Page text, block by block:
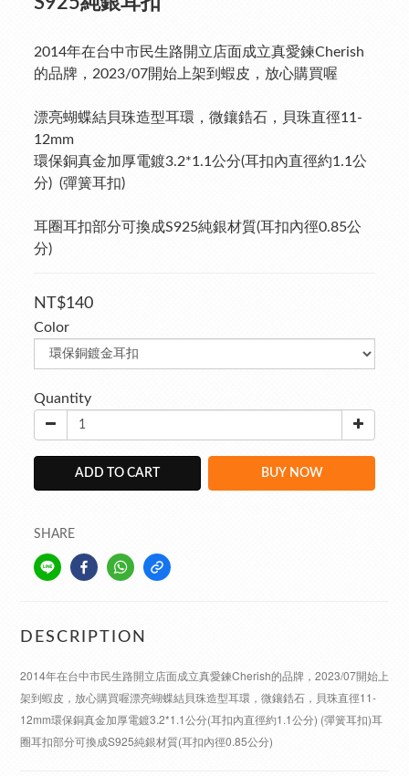
2014年在台中市民生路開立店面成立真愛鍊Cherish
的品牌，2023/07開始上架到蝦皮，放心購買喔
漂亮蝴蝶結貝珠造型耳環，微鑲鋯石，貝珠直徑11-
12mm
環保銅真金加厚電鍍3.2*1.1公分(耳扣內直徑約1.1公
分)  (彈簧耳扣)
耳圈耳扣部分可換成S925純銀材質(耳扣內徑0.85公
分)
NT$140
Color
Quantity
ADD TO CART BUY NOW
SHARE
DESCRIPTION
2014年在台中市民生路開立店面成立真愛鍊Cherish的品牌，2023/07開始上
架到蝦皮，放心購買喔漂亮蝴蝶結貝珠造型耳環，微鑲鋯石，貝珠直徑11-
12mm環保銅真金加厚電鍍3.2*1.1公分(耳扣內直徑約1.1公分) (彈簧耳扣)耳
圈耳扣部分可換成S925純銀材質(耳扣內徑0.85公分)